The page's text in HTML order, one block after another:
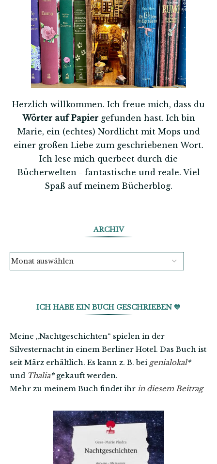
Herzlich willkommen. Ich freue mich, dass du
Wörter auf Papiergefunden hast. Ich bin
Marie, ein (echtes) Nordlicht mit Mops und
einer großen Liebe zum geschriebenen Wort.
Ich lese mich querbeet durch die
Bücherwelten - fantastische und reale. Viel
Spaß auf meinem Bücherblog.
ARCHIV
ICH HABE EIN BUCH GESCHRIEBEN 💙
Meine „Nachtgeschichten“ spielen in der
Silvesternacht in einem Berliner Hotel. Das Buch ist
seit März erhältlich. Es kann z. B. bei genialokal*
und Thalia*gekauft werden.
Mehr zu meinem Buch findet ihr in diesem Beitrag